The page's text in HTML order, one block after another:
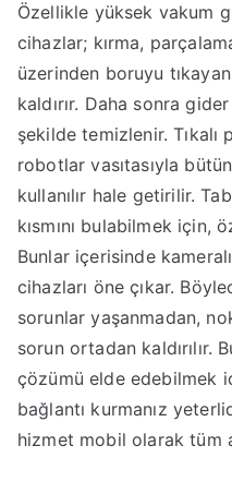
Özellikle yüksek vakum
cihazlar; kırma,
üzerinden boruyu
kaldırır. Daha sonra
şekilde temizlenir.
robotlar vasıtasıyla
kullanılır hale getirilir.
kısmını bulabilmek için,
Bunlar içerisinde
cihazları öne çıkar.
sorunlar yaşanmadan,
sorun ortadan kaldırılır.
çözümü elde edebilmek
bağlantı kurmanız
hizmet mobil olarak tüm